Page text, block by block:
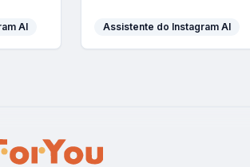
AI
directly on social media,
enhancing campaign
efficiency with smart
Assistente do Instagram AI